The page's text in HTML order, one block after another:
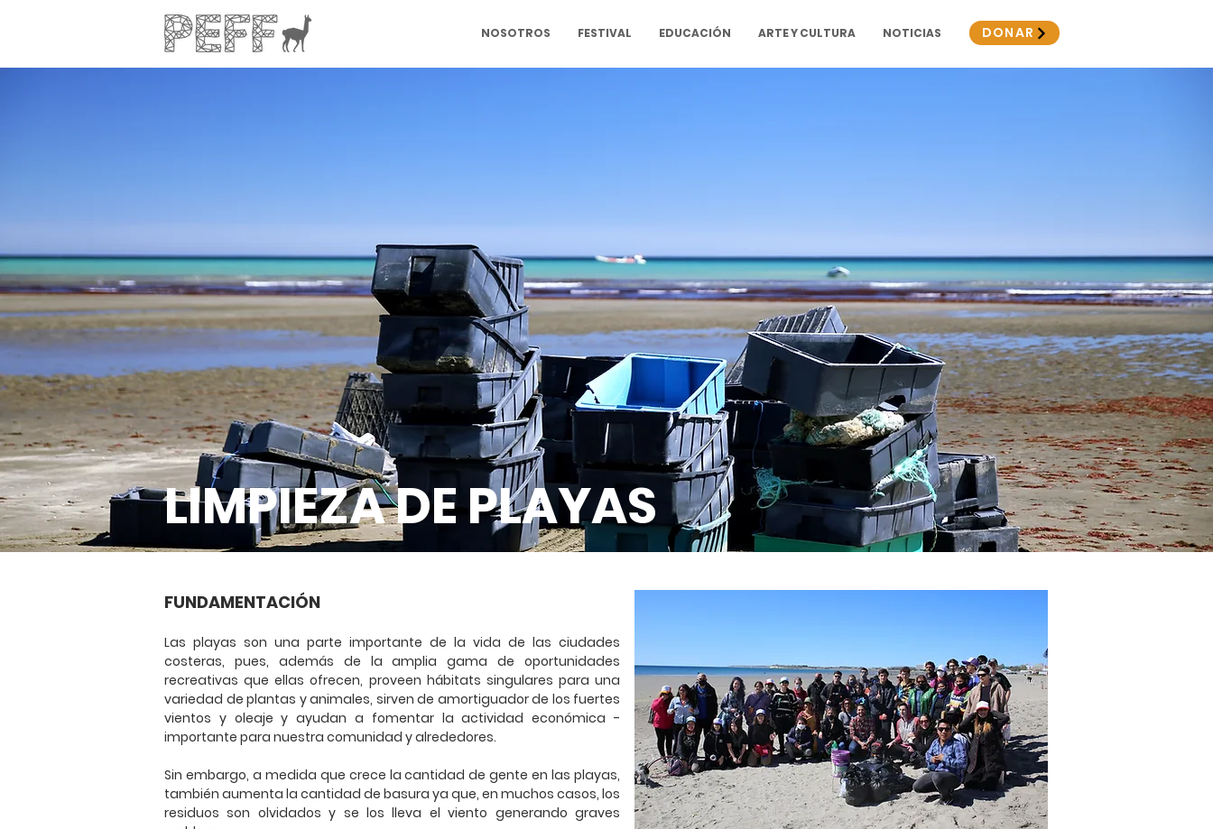
NOSOTROS FESTIVAL EDUCACIÓN ARTE Y CULTURA NOTICIAS DONAR
LIMPIEZA DE PLAYAS
FUNDAMENTACIÓN
Las playas son una parte importante de la vida de las ciudades
costeras, pues, además de la amplia gama de oportunidades
recreativas que ellas ofrecen, proveen hábitats singulares para una
variedad de plantas y animales, sirven de amortiguador de los fuertes
vientos y oleaje y ayudan a fomentar la actividad económica -
importante para nuestra comunidad y alrededores.
Sin embargo, a medida que crece la cantidad de gente en las playas,
también aumenta la cantidad de basura ya que, en muchos casos, los
residuos son olvidados y se los lleva el viento generando graves